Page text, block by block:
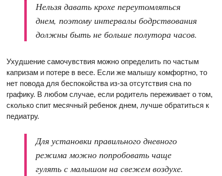
Нельзя давать крохе переутомляться
днем, поэтому интервалы бодрствования
должны быть не больше полутора часов.
Ухудшение самочувствия можно определить по частым
капризам и потере в весе. Если же малышу комфортно, то
нет повода для беспокойства из-за отсутствия сна по
графику. В любом случае, если родитель переживает о том,
сколько спит месячный ребенок днем, лучше обратиться к
педиатру.
Для установки правильного дневного
режима можно попробовать чаще
гулять с малышом на свежем воздухе.